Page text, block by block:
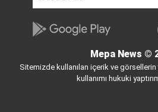
Mepa News ©
Sitemizde kullanılan içerik ve görsellerin
kullanımı hukuki